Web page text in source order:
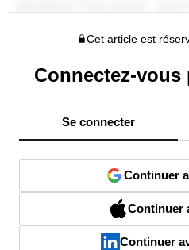
Cet article est
Connectez-
Se connecter
Continuer
Continuer
Continuer